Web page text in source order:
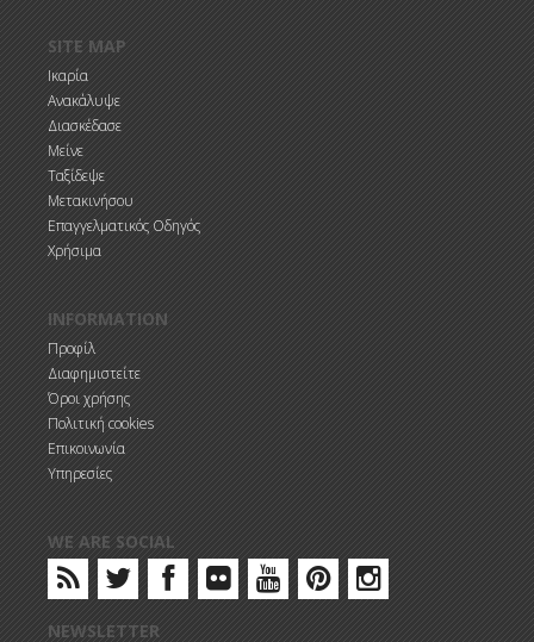
SITE MAP
Ικαρία
Ανακάλυψε
Διασκέδασε
Μείνε
Ταξίδεψε
Μετακινήσου
Επαγγελματικός Οδηγός
Χρήσιμα
INFORMATION
Προφίλ
Διαφημιστείτε
Όροι χρήσης
Πολιτική cookies
Επικοινωνία
Υπηρεσίες
WE ARE SOCIAL
NEWSLETTER